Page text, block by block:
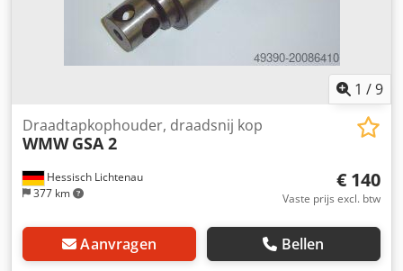
1 /9
Hessisch Lichtenau
377 km
Draadtapkophouder, draadsnij kop
WMW GSA 2
€ 140
Vaste prijs excl. btw
Aanvragen Bellen